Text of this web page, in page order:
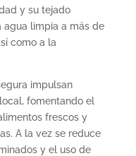
y su tejado
agua limpia a más de
como a la
impulsan
fomentando el
frescos y
A la vez se reduce
y el uso de